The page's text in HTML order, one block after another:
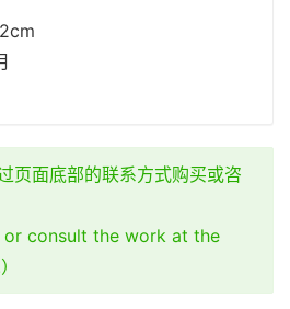
页面底部的联系方式购买或咨
or consult the work at the